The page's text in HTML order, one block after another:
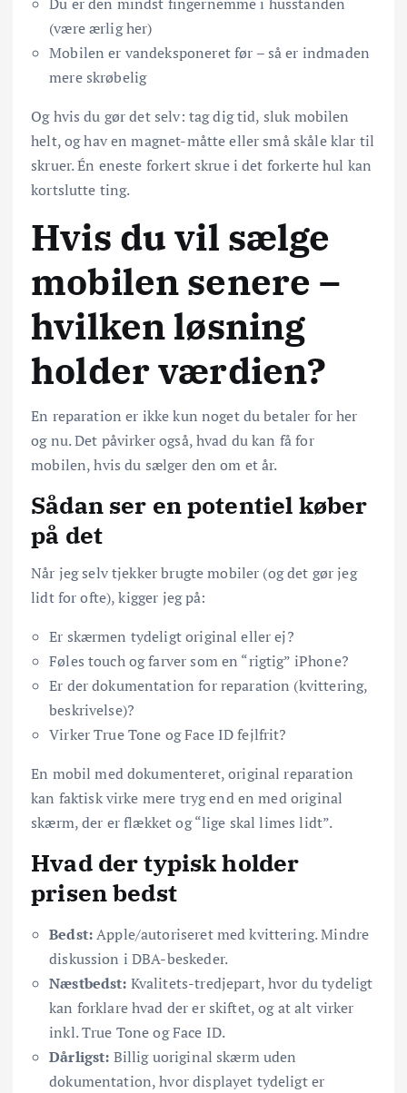
(være ærlig her)
Mobilen er vandeksponeret før – så er indmaden
mere skrøbelig
Og hvis du gør det selv: tag dig tid, sluk mobilen
helt, og hav en magnet-måtte eller små skåle klar til
skruer. Én eneste forkert skrue i det forkerte hul kan
kortslutte ting.
Hvis du vil sælge
mobilen senere –
hvilken løsning
holder værdien?
En reparation er ikke kun noget du betaler for her
og nu. Det påvirker også, hvad du kan få for
mobilen, hvis du sælger den om et år.
Sådan ser en potentiel køber
på det
Når jeg selv tjekker brugte mobiler (og det gør jeg
lidt for ofte), kigger jeg på:
Er skærmen tydeligt original eller ej?
Føles touch og farver som en “rigtig” iPhone?
Er der dokumentation for reparation (kvittering,
beskrivelse)?
Virker True Tone og Face ID fejlfrit?
En mobil med dokumenteret, original reparation
kan faktisk virke mere tryg end en med original
skærm, der er flækket og “lige skal limes lidt”.
Hvad der typisk holder
prisen bedst
Bedst:Apple/autoriseret med kvittering. Mindre
diskussion i DBA-beskeder.
Næstbedst: Kvalitets-tredjepart, hvor du tydeligt
kan forklare hvad der er skiftet, og at alt virker
inkl. True Tone og Face ID.
Dårligst: Billig uoriginal skærm uden
dokumentation, hvor displayet tydeligt er